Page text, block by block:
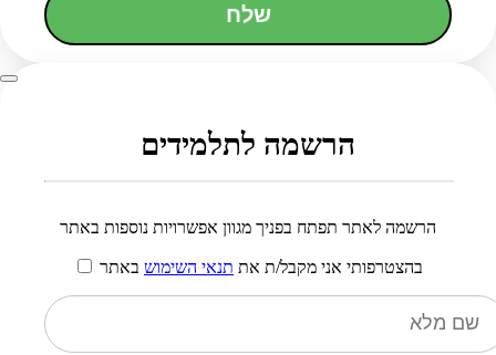
שלח
הרשמה לתלמידים
הרשמה לאתר תפתח בפניך מגוון אפשרויות נוספות באתר
בהצטרפותי אני מקבל/ת את תנאי השימוש באתר